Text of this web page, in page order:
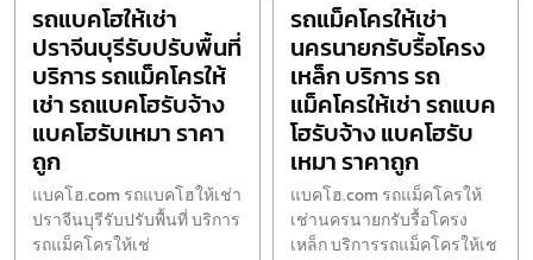
รถแบคโฮให้เช่า
ปราจีนบุรีรับปรับพื้นที่
บริการ รถแม็คโครให้
เช่า รถแบคโฮรับจ้าง
แบคโฮรับเหมา ราคา
ถูก
แบคโฮ.com รถแบคโฮให้เช่า
ปราจีนบุรีรับปรับพื้นที่ บริการ
รถแม็คโครให้เช่
รถแม็คโครให้เช่า
นครนายกรับรื้อโครง
เหล็ก บริการ รถ
แม็คโครให้เช่า รถแบค
โฮรับจ้าง แบคโฮรับ
เหมา ราคาถูก
แบคโฮ.com รถแม็คโครให้
เช่านครนายกรับรื้อโครง
เหล็ก บริการรถแม็คโครให้เช